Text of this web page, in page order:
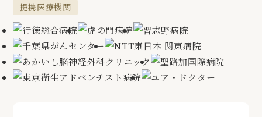
提携医療機関